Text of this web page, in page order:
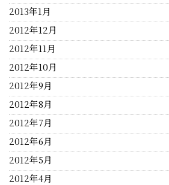
2013年1月
2012年12月
2012年11月
2012年10月
2012年9月
2012年8月
2012年7月
2012年6月
2012年5月
2012年4月